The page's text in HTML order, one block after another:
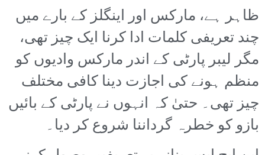
ظاہر ہے، مارکس اور اینگلز کے بارے میں
چند تعریفی کلمات ادا کرنا ایک چیز تھی،
مگر لیبر پارٹی کے اندر مارکس وادیوں کو
منظم ہونے کی اجازت دینا کافی مختلف
چیز تھی۔ حتیٰ کہ انہوں نے پارٹی کے بائیں
بازو کو خطرہ گرداننا شروع کر دیا۔